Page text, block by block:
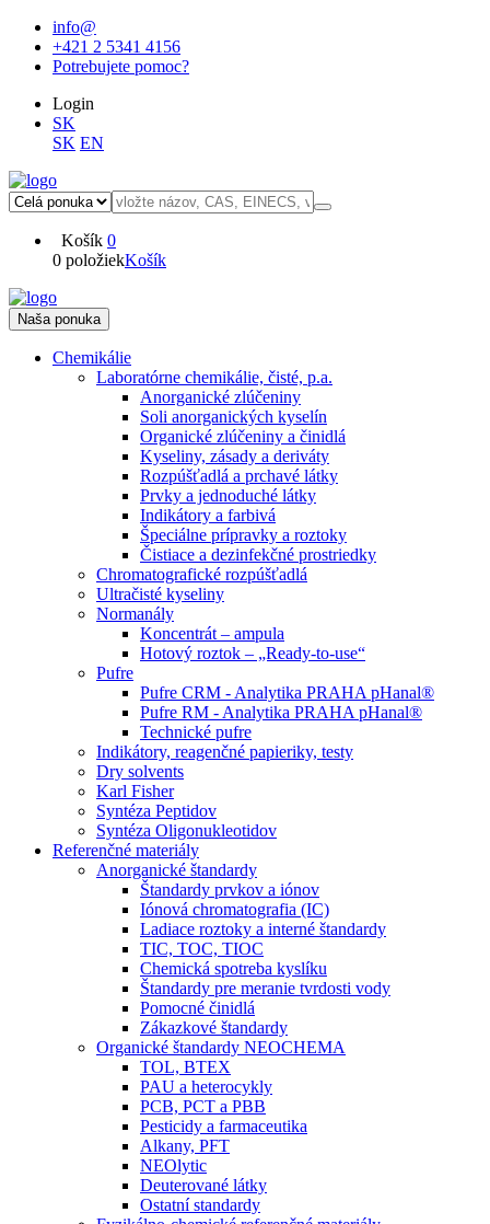
info@
+421 2 5341 4156
Potrebujete pomoc?
Login
SK
SK EN
Košík 0
0 položiekKošík
Naša ponuka
Chemikálie
Laboratórne chemikálie, čisté, p.a.
Anorganické zlúčeniny
Soli anorganických kyselín
Organické zlúčeniny a činidlá
Kyseliny, zásady a deriváty
Rozpúšťadlá a prchavé látky
Prvky a jednoduché látky
Indikátory a farbivá
Špeciálne prípravky a roztoky
Čistiace a dezinfekčné prostriedky
Chromatografické rozpúšťadlá
Ultračisté kyseliny
Normanály
Koncentrát – ampula
Hotový roztok – „Ready-to-use“
Pufre
Pufre CRM - Analytika PRAHA pHanal®
Pufre RM - Analytika PRAHA pHanal®
Technické pufre
Indikátory, reagenčné papieriky, testy
Dry solvents
Karl Fisher
Syntéza Peptidov
Syntéza Oligonukleotidov
Referenčné materiály
Anorganické štandardy
Štandardy prvkov a iónov
Iónová chromatografia (IC)
Ladiace roztoky a interné štandardy
TIC, TOC, TIOC
Chemická spotreba kyslíku
Štandardy pre meranie tvrdosti vody
Pomocné činidlá
Zákazkové štandardy
Organické štandardy NEOCHEMA
TOL, BTEX
PAU a heterocykly
PCB, PCT a PBB
Pesticidy a farmaceutika
Alkany, PFT
NEOlytic
Deuterované látky
Ostatní standardy